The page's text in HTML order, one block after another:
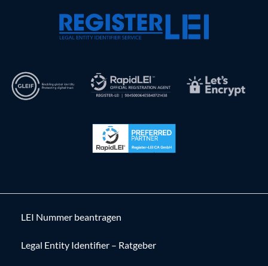
LEI Nummer beantragen
Legal Entity Identifier – Ratgeber